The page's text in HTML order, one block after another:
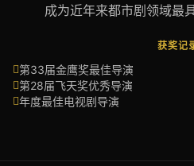
成为近年来都市剧领域最
获奖记
第33届金鹰奖最佳导演
第28届飞天奖优秀导演
年度最佳电视剧导演